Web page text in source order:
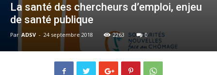
La santé des chercheurs d’emploi, enjeu
de santé publique
Par ADSV - 24 septembre 2018 2263 0